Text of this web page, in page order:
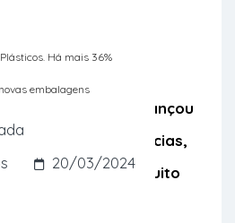
Há mais 36%
embalagens
20/03/2024
por plástico, lançou
Há boas notícias,
de que há muito